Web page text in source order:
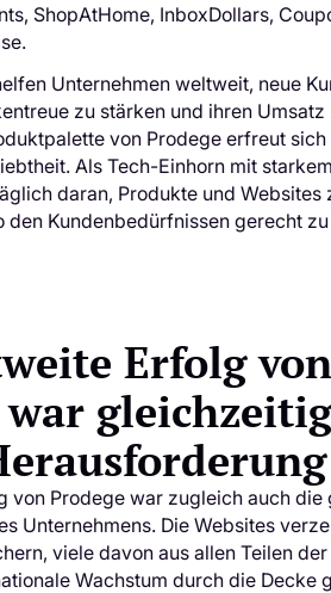
ShopAtHome, InboxDollars,
Unternehmen weltweit, neue
zu stärken und ihren Umsatz
von Prodege erfreut
Als Tech-Einhorn mit
daran, Produkte und Websites
den Kundenbedürfnissen gerecht
Erfolg von
war
von Prodege war zugleich auch die
Unternehmens. Die Websites
viele davon aus allen Teilen
Wachstum durch die Decke